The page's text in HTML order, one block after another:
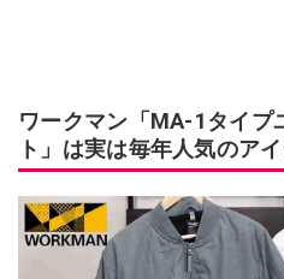
ワークマン「MA-1タイプ
ト」は実は毎年人気のア